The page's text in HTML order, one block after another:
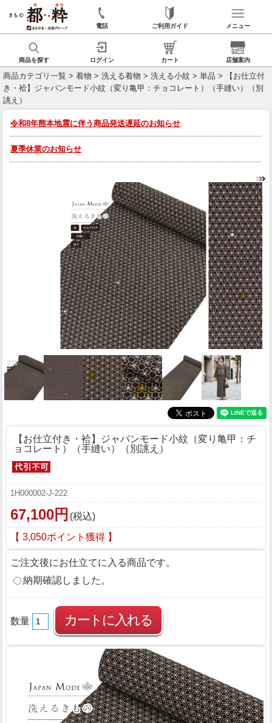
電話 ご利用ガイド メニュー
商品を探す ログイン カート 店舗案内
商品カテゴリ一覧 > 着物 > 洗える着物 > 洗える小紋 > 単品 > 【お仕立付
き・袷】ジャパンモード小紋（変り亀甲：チョコレート）（手縫い）（別
誂え）
令和8年熊本地震に伴う商品発送遅延のお知らせ
夏季休業のお知らせ
【お仕立付き・袷】ジャパンモード小紋（変り亀甲：チ
ョコレート）（手縫い）（別誂え）
1H000002-J-222
67,100円 (税込)
【 3,050ポイント獲得 】
ご注文後にお仕立てに入る商品です。
納期確認しました。
数量